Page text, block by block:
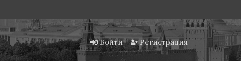
Войти Регистрация